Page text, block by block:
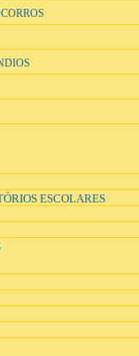
ESCOLARES
e os módulos de
para além dos
dos módulos, uma
e que minimizaria
laterais, que poderiam
sentado nestas
o projecto e
que consiste em
às bancadas laterais,
sem) extensão
qualquer actividade
em pé ou